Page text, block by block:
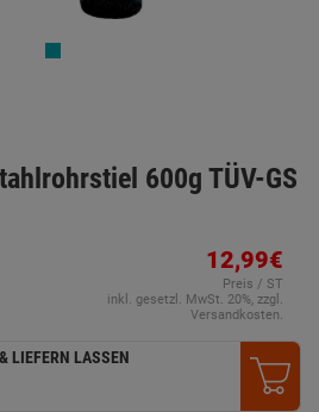
600g TÜV-GS
12,99€
Preis / ST
inkl. gesetzl. MwSt. 20%, zzgl.
Versandkosten.
LIEFERN LASSEN